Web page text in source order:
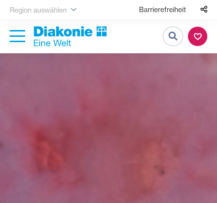
Region auswählen Barrierefreiheit
Suche